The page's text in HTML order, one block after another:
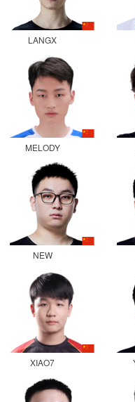
LANGX
MELODY
NEW
XIAO7